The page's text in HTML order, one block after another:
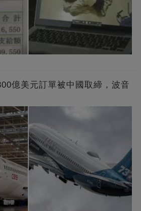
億美元訂單被中國取締，波音